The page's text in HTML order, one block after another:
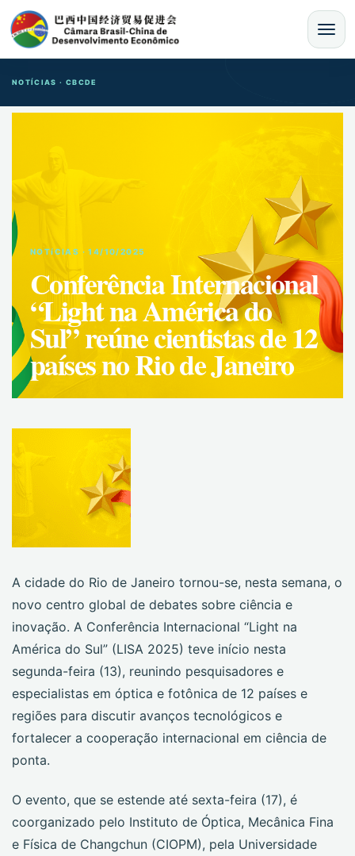
MENU
NOTÍCIAS · CBCDE
NOTíCIAS · 14/10/2025
Conferência Internacional
“Light na América do
Sul” reúne cientistas de 12
países no Rio de Janeiro
A cidade do Rio de Janeiro tornou-se, nesta semana, o
novo centro global de debates sobre ciência e
inovação. A Conferência Internacional “Light na
América do Sul” (LISA 2025) teve início nesta
segunda-feira (13), reunindo pesquisadores e
especialistas em óptica e fotônica de 12 países e
regiões para discutir avanços tecnológicos e
fortalecer a cooperação internacional em ciência de
ponta.
O evento, que se estende até sexta-feira (17), é
coorganizado pelo Instituto de Óptica, Mecânica Fina
e Física de Changchun (CIOPM), pela Universidade